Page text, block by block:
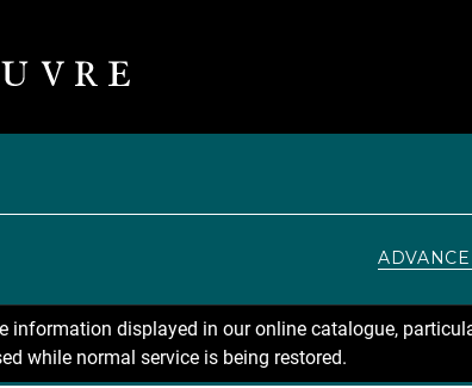
displayed in our online catalogue,
while normal service is being restored.